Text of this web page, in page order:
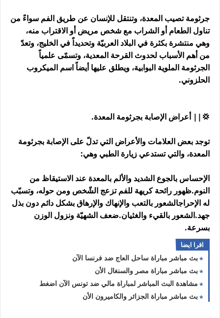
جرثومة تصيب المعدة، وتنتقل للإنسان عن طريق الفم سواءً من
تناول الطعام أو الشراب مع شخص مريض أو الاقتراب منه،
وهي منتشرة بكثرة في البلاد العربيّة وتحديداً في الخليج، وتعدّ
من أهم الأسباب لحدوث القرحة المعدية، وتسمّى علمياً
الجرثومة الملوية البوابية، ويطلق عليها أيضاً اسم الميكروب
الحلزوني.
💢|| أعراض الإصابة بجرثومة المعدة.
توجد بعض العلامات والأعراض التي تدلّ على الإصابة بجرثومة
المعدة، والتي تستدعي زيارة الطبي وهي:
الإحساس بالجوع الشديد والألم بالمعدة عند الاستيقاظ من
النوم.ظهور رائحة كريهة للفم تزعج الشّخص ومن حوله، وتسبّب
له الإحراجالشعور بالتعب والإنهاك والإرهاق بشكل دائم دون بذل
جهد.الشعور بالقيء والغثيان.ضعف الشهيّة ونزول الوزن
بسرعة.
اقرا ايضا
بث مباشر مباراة ساحل العاج ضد فرنسا الآن
بث مباشر مباراة مصر والسنغال الأن
مشاهدة البث المباشر لمباراة مالي ضد تونس الآن اضغط
بث مباشر مباراة الجزائر والكاميرون الأن